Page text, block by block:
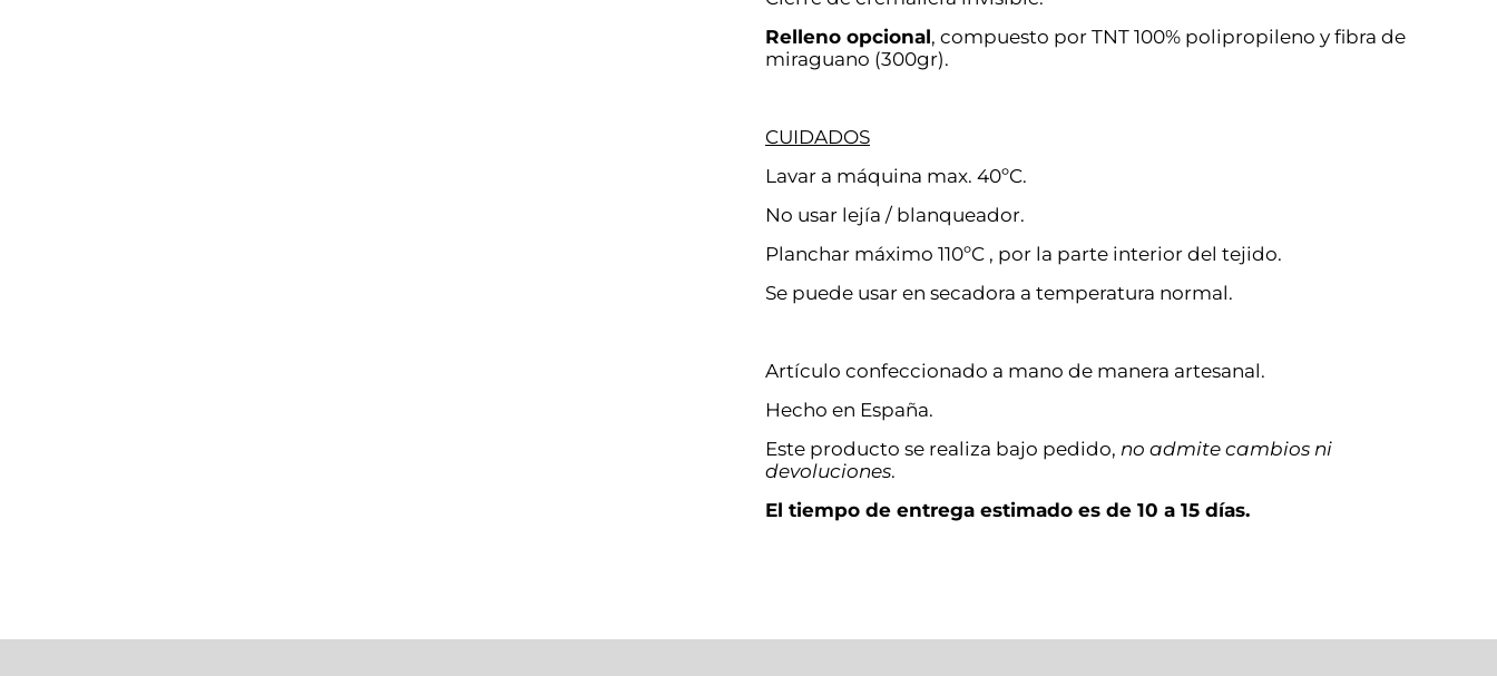
Relleno opcional, compuesto por TNT 100% polipropileno y fibra de
miraguano (300gr).
CUIDADOS
Lavar a máquina max. 40ºC.
No usar lejía / blanqueador.
Planchar máximo 110ºC , por la parte interior del tejido.
Se puede usar en secadora a temperatura normal.
Artículo confeccionado a mano de manera artesanal.
Hecho en España.
Este producto se realiza bajo pedido, no admite cambios ni
devoluciones.
El tiempo de entrega estimado es de 10 a 15 días.